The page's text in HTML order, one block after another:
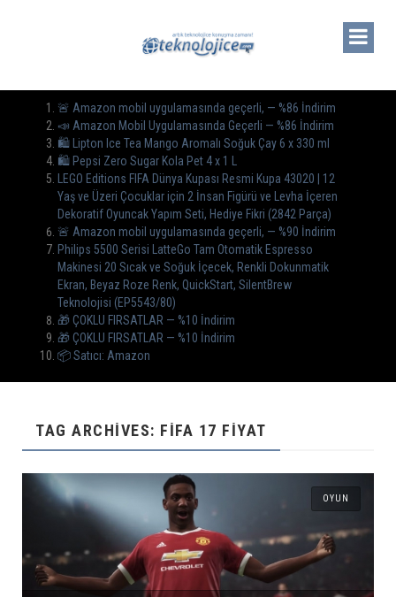
🚨 Amazon mobil uygulamasında geçerli, — %86 İndirim
📣 Amazon Mobil Uygulamasında Geçerli — %86 İndirim
🛍️ Lipton Ice Tea Mango Aromalı Soğuk Çay 6 x 330 ml
🛍️ Pepsi Zero Sugar Kola Pet 4 x 1 L
LEGO Editions FIFA Dünya Kupası Resmi Kupa 43020 | 12
Yaş ve Üzeri Çocuklar için 2 İnsan Figürü ve Levha İçeren
Dekoratif Oyuncak Yapım Seti, Hediye Fikri (2842 Parça)
🚨 Amazon mobil uygulamasında geçerli, — %90 İndirim
Philips 5500 Serisi LatteGo Tam Otomatik Espresso
Makinesi 20 Sıcak ve Soğuk İçecek, Renkli Dokunmatik
Ekran, Beyaz Roze Renk, QuickStart, SilentBrew
Teknolojisi (EP5543/80)
🎁 ÇOKLU FIRSATLAR — %10 İndirim
🎁 ÇOKLU FIRSATLAR — %10 İndirim
📦 Satıcı: Amazon
TAG ARCHIVES: FIFA 17 FIYAT
OYUN